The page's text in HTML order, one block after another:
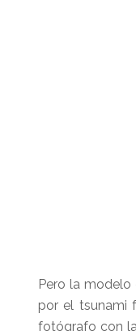
Pero la
por el tsunami
fotógrafo con